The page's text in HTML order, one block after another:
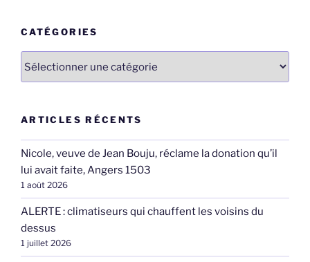
CATÉGORIES
ARTICLES RÉCENTS
Nicole, veuve de Jean Bouju, réclame la donation qu’il
lui avait faite, Angers 1503
1 août 2026
ALERTE : climatiseurs qui chauffent les voisins du
dessus
1 juillet 2026